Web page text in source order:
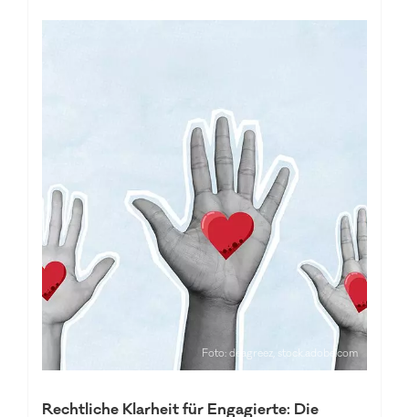
Foto: deagreez, stock.adobe.com
Rechtliche Klarheit für Engagierte: Die